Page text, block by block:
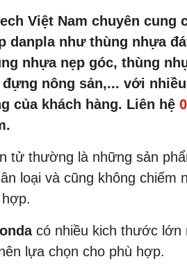
Việt Nam chuyên
danpla như thùng nhựa
nhựa nẹp góc, thùng
nông sản,... với
của khách hàng. Liên hệ
tử thường là những sản
loại và cũng không chiếm
có nhiều kich thước lớn
lựa chọn cho phù hợp.